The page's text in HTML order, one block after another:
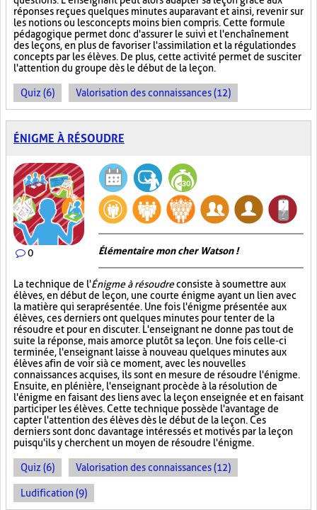
réponses reçues quelques minutes auparavant et ainsi, revenir sur
les notions ou les concepts moins bien compris. Cette formule
pédagogique permet donc d'assurer le suivi et l'enchaînement
des leçons, en plus de favoriser l'assimilation et la régulation des
concepts par les élèves. De plus, cette activité permet de susciter
l'attention du groupe dès le début de la leçon.
Quiz (6) Valorisation des connaissances (12)
ÉNIGME À RÉSOUDRE
0 Élémentaire mon cher Watson !
La technique de l'Énigme à résoudreconsiste à soumettre aux
élèves, en début de leçon, une courte énigme ayant un lien avec
la matière qui sera présentée. Une fois l'énigme présentée aux
élèves, ces derniers ont quelques minutes pour tenter de la
résoudre et pour en discuter. L'enseignant ne donne pas tout de
suite la réponse, mais amorce plutôt sa leçon. Une fois celle-ci
terminée, l'enseignant laisse à nouveau quelques minutes aux
élèves afin de voir si à ce moment, avec les nouvelles
connaissances acquises, ils sont en mesure de résoudre l'énigme.
Ensuite, en plénière, l'enseignant procède à la résolution de
l'énigme en faisant des liens avec la leçon enseignée et en faisant
participer les élèves. Cette technique possède l'avantage de
capter l'attention des élèves dès le début de la leçon. Ces
derniers sont donc davantage intéressés et motivés par la leçon
puisqu'ils y cherchent un moyen de résoudre l'énigme.
Quiz (6) Valorisation des connaissances (12)
Ludification (9)